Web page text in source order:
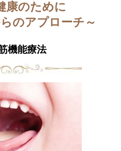
康のために
のアプローチ～
機能療法